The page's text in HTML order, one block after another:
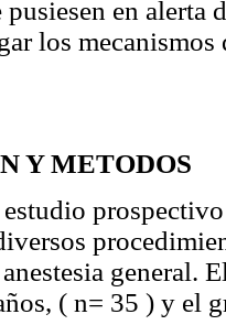
en alerta
los
Y METODOS
general.
( n= 35 ) y el